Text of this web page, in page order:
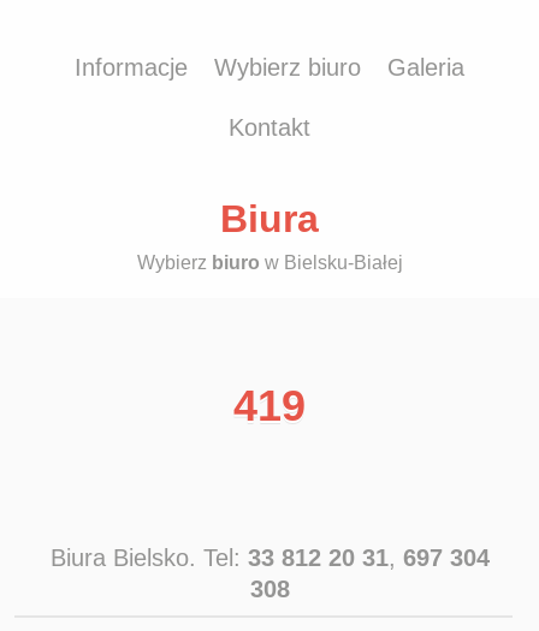
Informacje Wybierz biuro Galeria
Kontakt
Biura
Wybierz biuro w Bielsku-Białej
419
Biura Bielsko. Tel: 33 812 20 31, 697 304
308